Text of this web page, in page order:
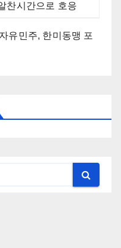
찬시간으로 호응
유민주, 한미동맹 포